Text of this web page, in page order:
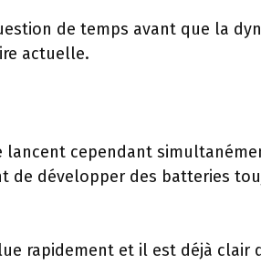
de temps avant que la
actuelle.
lancent cependant
de développer des batteries
rapidement et il est déjà clair